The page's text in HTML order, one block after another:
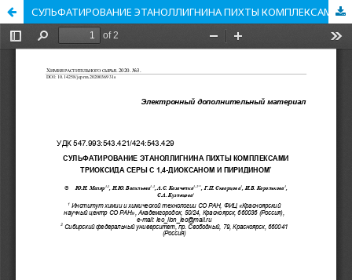
СУЛЬФАТИРОВАНИЕ ЭТАНОЛЛИГНИНА ПИХТЫ КОМПЛЕКСАМИ ТРИОКСИДА СЕРЫ С 1,4-ДИОКСАНОМ И ПИРИДИНОМ